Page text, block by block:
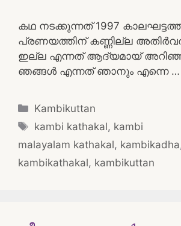
കഥ നടക്കുന്നത് 1997
പ്രണയത്തിന് കണ്ണില്ല
ഇല്ല എന്നത് ആദ്യമായ്
ഞങ്ങൾ എന്നത് ഞാനും എന്നെ …
Categories
Kambikuttan
Tags
kambi kathakal, kambi
malayalam kathakal, kambikadha
kambikathakal, kambikuttan